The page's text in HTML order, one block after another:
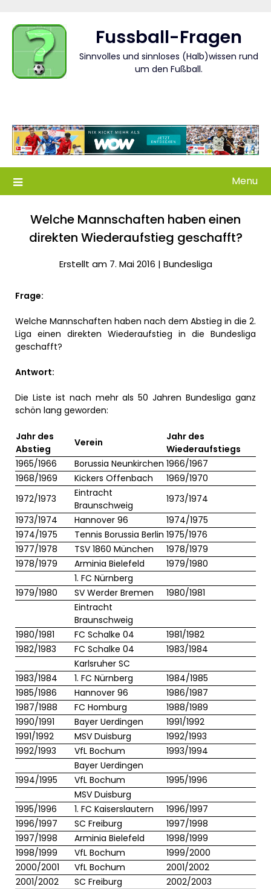
content
Fussball-Fragen
Sinnvolles und sinnloses (Halb)wissen rund
um den Fußball.
Menu
Welche Mannschaften haben einen
direkten Wiederaufstieg geschafft?
Erstellt am 7. Mai 2016 | Bundesliga
Frage:
Welche Mannschaften haben nach dem Abstieg in die 2.
Liga einen direkten Wiederaufstieg in die Bundesliga
geschafft?
Antwort:
Die Liste ist nach mehr als 50 Jahren Bundesliga ganz
schön lang geworden:
Jahr des
Abstieg
Verein
Jahr des
Wiederaufstiegs
1965/1966
Borussia Neunkirchen 1966/1967
1968/1969
Kickers Offenbach
1969/1970
1972/1973
Eintracht
Braunschweig
1973/1974
1973/1974
Hannover 96
1974/1975
1974/1975
Tennis Borussia Berlin 1975/1976
1977/1978
TSV 1860 München
1978/1979
1978/1979
Arminia Bielefeld
1979/1980
1. FC Nürnberg
1979/1980
SV Werder Bremen
1980/1981
Eintracht
Braunschweig
1980/1981
FC Schalke 04
1981/1982
1982/1983
FC Schalke 04
1983/1984
Karlsruher SC
1983/1984
1. FC Nürnberg
1984/1985
1985/1986
Hannover 96
1986/1987
1987/1988
FC Homburg
1988/1989
1990/1991
Bayer Uerdingen
1991/1992
1991/1992
MSV Duisburg
1992/1993
1992/1993
VfL Bochum
1993/1994
Bayer Uerdingen
1994/1995
VfL Bochum
1995/1996
MSV Duisburg
1995/1996
1. FC Kaiserslautern
1996/1997
1996/1997
SC Freiburg
1997/1998
1997/1998
Arminia Bielefeld
1998/1999
1998/1999
VfL Bochum
1999/2000
2000/2001
VfL Bochum
2001/2002
2001/2002
SC Freiburg
2002/2003